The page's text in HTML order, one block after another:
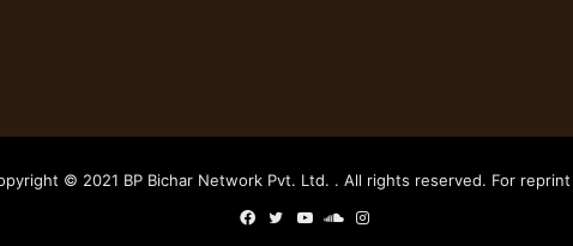
© 2021 BP Bichar Network Pvt. Ltd. . All rights reserved. For
Facebook
TwitterYouTubeSoundCloud
Instagram